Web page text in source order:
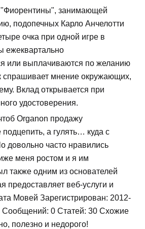
занимающей
подопечных Карло Анчелотти
очка при одной игре в
ежеквартально
или выплачиваются по желанию
спрашивает мнение окружающих,
Вклад открывается при
удостоверения.
Organon продажу
а гулять… куда с
довольно часто нравились
меня ростом и я им
также одним из основателей
предоставляет веб-услуги и
Мовей Зарегистрирован: 2012-
Сообщений: 0 Статей: 30 Схожие
полезно и недорого!